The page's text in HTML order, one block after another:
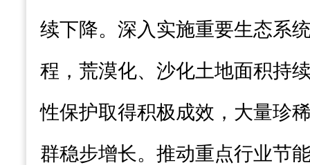
续下降。深入实施重要生态系
程，荒漠化、沙化土地面积持
性保护取得积极成效，大量珍
群稳步增长。推动重点行业节